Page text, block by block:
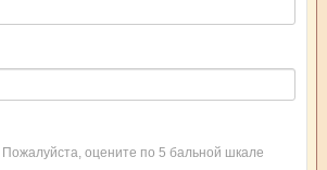
Пожалуйста, оцените по 5 бальной шкале